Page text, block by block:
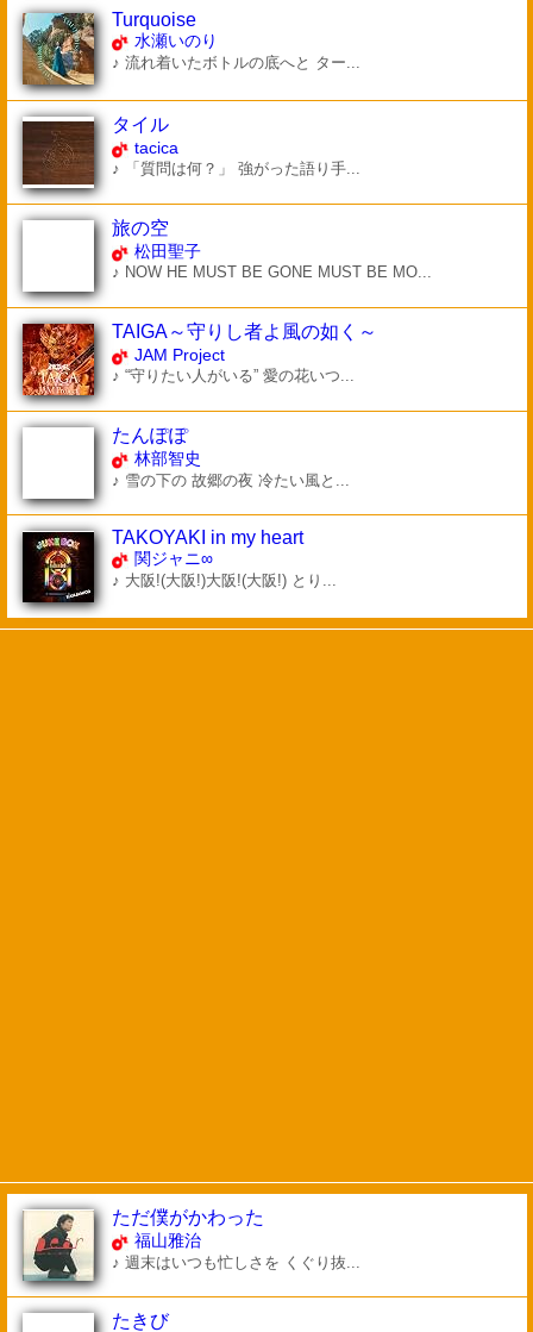
Turquoise
水瀬いのり
♪ 流れ着いたボトルの底へと ター...
タイル
tacica
♪ 「質問は何？」 強がった語り手...
旅の空
松田聖子
♪ NOW HE MUST BE GONE MUST BE MO...
TAIGA～守りし者よ風の如く～
JAM Project
♪ “守りたい人がいる” 愛の花いつ...
たんぽぽ
林部智史
♪ 雪の下の 故郷の夜 冷たい風と...
TAKOYAKI in my heart
関ジャニ∞
♪ 大阪!(大阪!)大阪!(大阪!) とり...
ただ僕がかわった
福山雅治
♪ 週末はいつも忙しさを くぐり抜...
たきび